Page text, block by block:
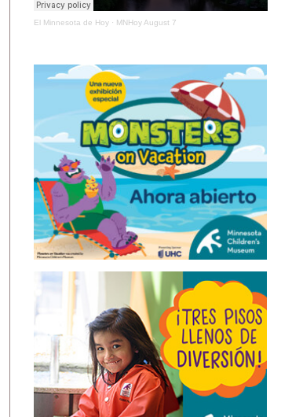
El Minnesota de Hoy· MNHoy August 7
ÚLTIMAS NOTICIAS
MINNESOTA DISFRUTA UN RESPIRO
DEL CALOR MIENTRAS SE MANTIENE
LA VIGILANCIA POR LLUVIAS Y
CAMBIOS EN EL CLIMAAugust 7, 2026
HALLAN EN EL RÍO MISSISSIPPI EL